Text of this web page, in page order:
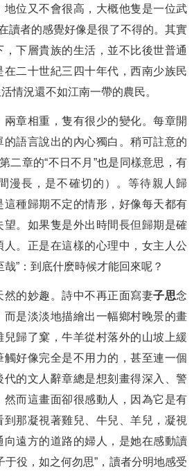
地位又不會很高，大概他隻是一位武
讀者的感覺好像是很了不得的。其實
下層貴族的生活，並不比後世普通
在二十世紀三四十年代，西南少族民
情況還不如江南一帶的農民。
章相重，隻有很少的變化。每章開
語言說出的內心獨白。稍可註意的
二章的“不日不月”也是同樣意思，有
漫長，是不確切的）。等待親人歸
這種歸期不定的情形，好像每天都有
。如果隻是外出時間長但歸期是確
人。正是在這樣的心理中，女主人公
”：到底什麽時候才能回來呢？
然的妙趣。詩中不再正面寫妻子思念
而是淡淡地描繪出一幅鄉村晚景的畫
歸了窠，牛羊從村落外的山坡上緩
好像完全是不用力的，甚至連一個
的文人辭章總是想刻畫得深入、警
然而這畫面卻很感動人，因為它是有
那凝視著雞兒、牛兒、羊兒，凝視
向遠方的道路的婦人，是她在感動讀
于役，如之何勿思”，讀者分明地感受